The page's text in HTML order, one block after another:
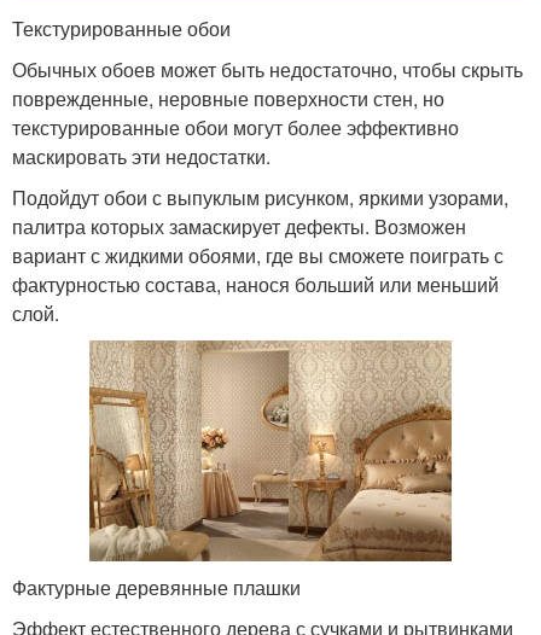
Текстурированные обои
Обычных обоев может быть недостаточно, чтобы скрыть
поврежденные, неровные поверхности стен, но
текстурированные обои могут более эффективно
маскировать эти недостатки.
Подойдут обои с выпуклым рисунком, яркими узорами,
палитра которых замаскирует дефекты. Возможен
вариант с жидкими обоями, где вы сможете поиграть с
фактурностью состава, нанося больший или меньший
слой.
Фактурные деревянные плашки
Эффект естественного дерева с сучками и рытвинками